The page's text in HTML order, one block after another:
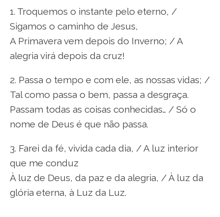
1. Troquemos o instante pelo eterno, /
Sigamos o caminho de Jesus,
A Primavera vem depois do Inverno; / A
alegria virá depois da cruz!
2. Passa o tempo e com ele, as nossas vidas; /
Tal como passa o bem, passa a desgraça.
Passam todas as coisas conhecidas… / Só o
nome de Deus é que não passa.
3. Farei da fé, vivida cada dia, / A luz interior
que me conduz
À luz de Deus, da paz e da alegria, / À luz da
glória eterna, à Luz da Luz.